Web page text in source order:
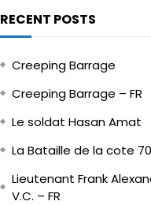
RECENT POSTS
Creeping Barrage
Creeping Barrage – FR
Le soldat Hasan Amat
La Bataille de la cote 70
Lieutenant Frank
V.C. – FR